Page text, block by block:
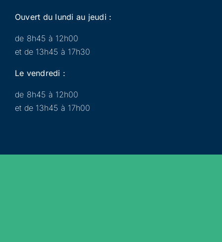
Ouvert du lundi au jeudi :
de 8h45 à 12h00
et de 13h45 à 17h30
Le vendredi :
de 8h45 à 12h00
et de 13h45 à 17h00